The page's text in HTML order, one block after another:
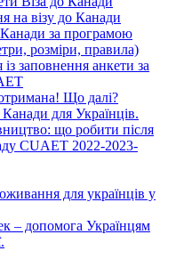
на візу до Канади
за програмою
розміри, правила)
із заповнення анкети за
Що далі?
Канади для Українців.
що робити після
CUAET 2022-2023-
для українців у
– допомога Українцям